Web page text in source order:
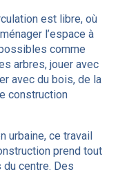
est libre, où
l’espace à
comme
arbres, jouer avec
avec du bois, de la
construction
urbaine, ce travail
prend tout
centre. Des